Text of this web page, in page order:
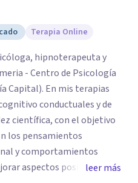
Terapia Online
hipnoterapeuta y
- Centro de Psicología
mis terapias
conductuales y de
científica, con el objetivo
los pensamientos
y comportamientos
aspectos positivos,leer más